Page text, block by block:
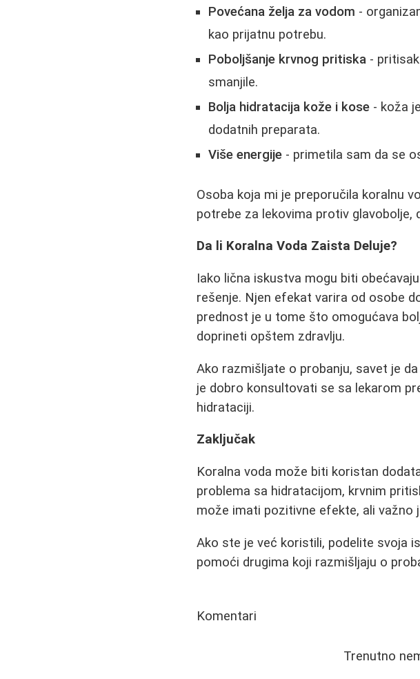
Povećana želja za vodom -
kao prijatnu potrebu.
Poboljšanje krvnog pritiska -
smanjile.
Bolja hidratacija kože i kose - koža
dodatnih preparata.
Više energije - primetila sam da se
Osoba koja mi je preporučila koralnu
potrebe za lekovima protiv glavobolje,
Da li Koralna Voda Zaista Deluje?
Iako lična iskustva mogu biti
rešenje. Njen efekat varira od osobe
prednost je u tome što omogućava
doprineti opštem zdravlju.
Ako razmišljate o probanju, savet je
je dobro konsultovati se sa lekarom
hidrataciji.
Zaključak
Koralna voda može biti koristan
problema sa hidratacijom, krvnim
može imati pozitivne efekte, ali važno
Ako ste je već koristili, podelite svoja
pomoći drugima koji razmišljaju o
Komentari
Trenutno